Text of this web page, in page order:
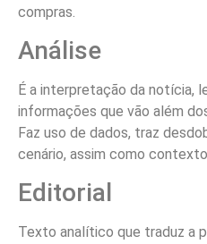
compras.
Análise
É a interpretação da notícia,
informações que vão além
Faz uso de dados, traz
cenário, assim como
Editorial
Texto analítico que traduz a